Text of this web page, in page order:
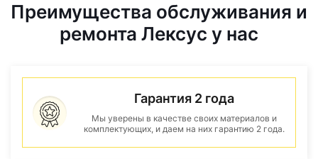
Преимущества обслуживания и
ремонта Лексус у нас
Гарантия 2 года
Мы уверены в качестве своих материалов и
комплектующих, и даем на них гарантию 2 года.